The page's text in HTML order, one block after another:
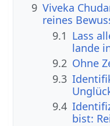
9 Viveka
reines
9.1 Lass
lande
9.2 Ohne
9.3
9.4
bist: